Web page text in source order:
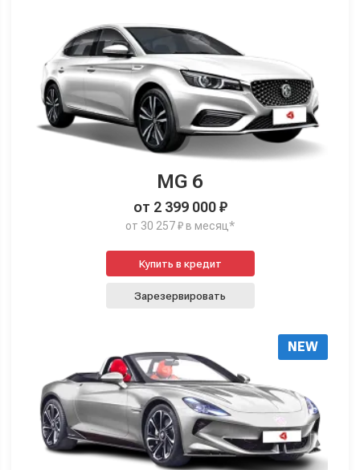
MG 6
от 2 399 000 ₽
от 30 257 ₽ в месяц*
Купить в кредит
Зарезервировать
NEW